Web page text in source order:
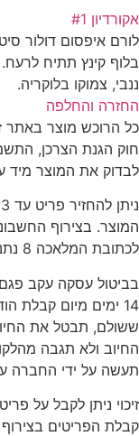
אקורדיון #1
לורם איפסום דולור
בלוף קינץ תתיח
ננבי, צמוקו בלוקריה.
החזרה והחלפה
כל הרוכש מוצר
לבדוק את המוצר מיד
המוצר. בצירוף
לכתובת המלאכה 8 נתניה.
בביטול עסקה עקב
14 ימים מיום
ששולם, תבטל את
החיוב ולא תגבה
תעשה על ידי החברה
קבלת הפריטים